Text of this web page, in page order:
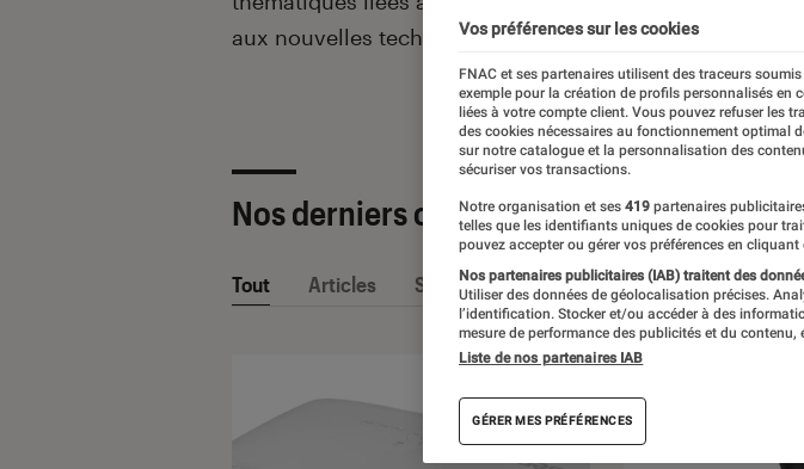
aux nouvelles technologies.
Nos derniers contenus
Tout Articles Sélections et guides Tests
Vos préférences sur les cookies
FNAC et ses partenaires utilisent des traceurs
exemple pour la création de profils personnalisés en
liées à votre compte client. Vous pouvez refuser les
des cookies nécessaires au fonctionnement optimal
sur notre catalogue et la personnalisation des
sécuriser vos transactions.
Notre organisation et ses 419 partenaires
telles que les identifiants uniques de cookies pour
pouvez accepter ou gérer vos préférences en
Nos partenaires publicitaires (IAB) traitent des
Utiliser des données de géolocalisation précises.
l’identification. Stocker et/ou accéder à des
mesure de performance des publicités et du contenu,
Liste de nos partenaires IAB
GÉRER MES PRÉFÉRENCES